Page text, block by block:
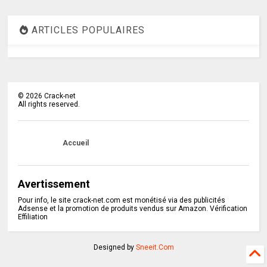
ARTICLES POPULAIRES
©2026 Crack-net
All rights reserved.
Accueil
Avertissement
Pour info, le site crack-net.com est monétisé via des publicités
Adsense et la promotion de produits vendus sur Amazon. Vérification
Effiliation
Designed by Sneeit.Com